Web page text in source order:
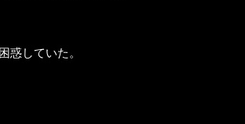
していた。